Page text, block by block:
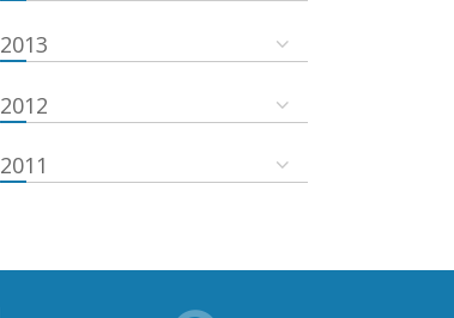
2013
2012
2011